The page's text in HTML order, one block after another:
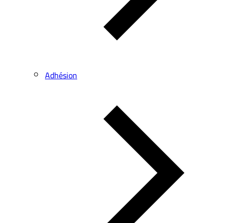
Adhésion